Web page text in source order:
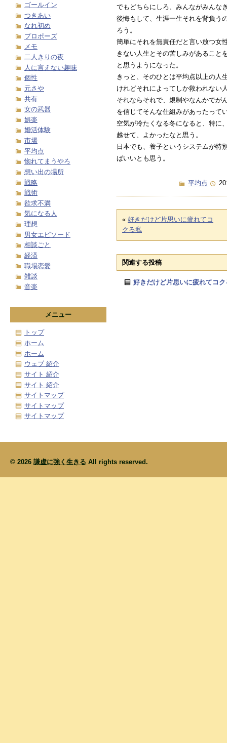
でもどちらにしろ、みんながみんな
後悔もして、生涯一生それを背負う
ろう。
簡単にそれを無責任だと言い放つ女
きない人生とその苦しみがあること
と思うようになった。
きっと、そのひとは平均点以上の人
けれどそれによってしか救われない
それならそれで、規制やなんかでが
を信じてそんな仕組みがあったって
空気が冷たくなる冬になると、特に
越せて、よかったなと思う。
日本でも、養子というシステムが特
ばいいとも思う。
平均点
« 好きだけど片思いに疲れてコ
クる私
関連する投稿
好きだけど片思いに疲れてコク
ゴールイン
つきあい
なれ初め
プロポーズ
メモ
二人きりの夜
人に言えない趣味
個性
元さや
共有
女の武器
娯楽
婚活体験
市場
平均点
惚れてまうやろ
想い出の場所
戦略
戦術
欲求不満
気になる人
理想
男女エピソード
相談ごと
経済
職場恋愛
雑談
音楽
メニュー
トップ
ホーム
ホーム
ウェブ 紹介
サイト 紹介
サイト 紹介
サイトマップ
サイトマップ
サイトマップ
© 2026 謙虚に強く生きる All rights reserved.